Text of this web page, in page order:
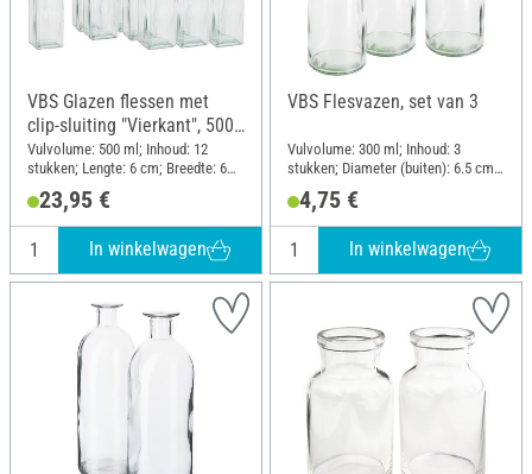
VBS Glazen flessen met
clip-sluiting "Vierkant", 500
ml, 12 stuks
Vulvolume: 500 ml; Inhoud: 12
stukken; Lengte: 6 cm; Breedte: 6
Metaal, Kunststof
23,95 €
In winkelwagen
VBS Flesvazen, set van 3
Vulvolume: 300 ml; Inhoud: 3
stukken; Diameter (buiten): 6.5 cm;
4,75 €
In winkelwagen